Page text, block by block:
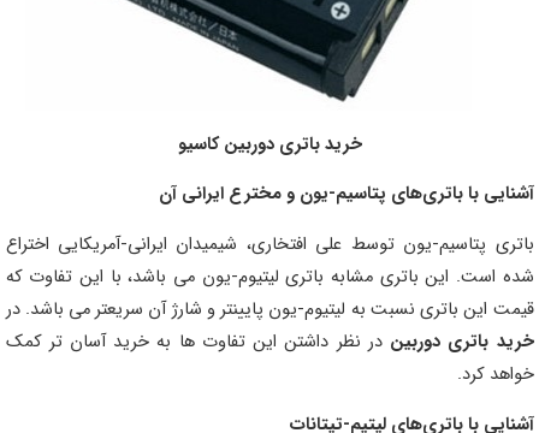
خرید باتری دوربین کاسیو
آشنایی با باتری‌های پتاسیم-یون و مخترع ایرانی آن
باتری پتاسیم-یون توسط علی افتخاری، شیمیدان ایرانی-آمریکایی اختراع
شده است. این باتری مشابه باتری لیتیوم-یون می باشد، با این تفاوت که
قیمت این باتری نسبت به لیتیوم-یون پایینتر و شارژ آن سریعتر می باشد. در
خرید باتری دوربیندر نظر داشتن این تفاوت ها به خرید آسان تر کمک
خواهد کرد.
آشنایی با باتری‌های لیتیم-تیتانات